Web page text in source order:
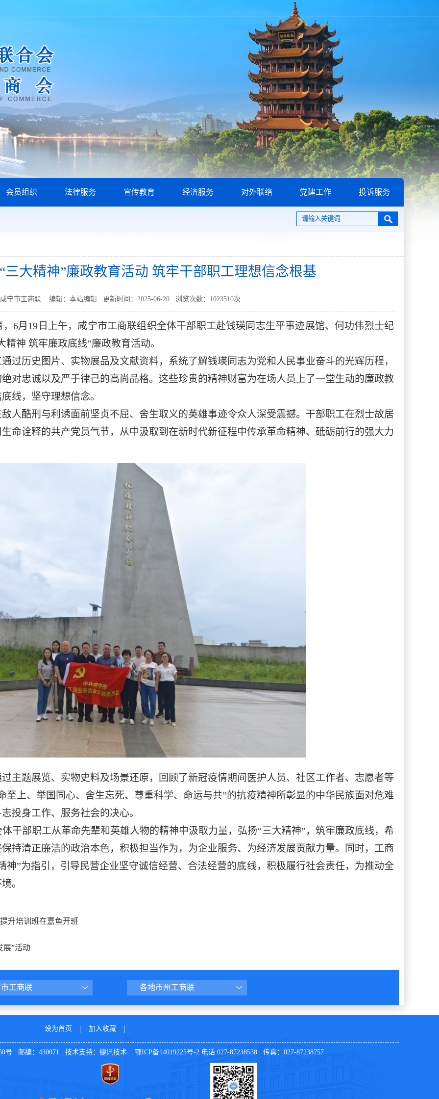
会员组织 法律服务 宣传教育 经济服务 对外联络 党建工作 投诉服务
三大精神”廉政教育活动 筑牢干部职工理想信念根基
宁市工商联 编辑：本站编辑 更新时间：2025-06-20 浏览次数： 1023510次
6月19日上午，咸宁市工商联组织全体干部职工赴钱瑛同志生平事迹展馆、何功伟烈士纪
神 筑牢廉政底线”廉政教育活动。
过历史图片、实物展品及文献资料，系统了解钱瑛同志为党和人民事业奋斗的光辉历程，
对忠诚以及严于律己的高尚品格。这些珍贵的精神财富为在场人员上了一堂生动的廉政教
线，坚守理想信念。
人酷刑与利诱面前坚贞不屈、舍生取义的英雄事迹令众人深受震撼。干部职工在烈士故居
命诠释的共产党员气节，从中汲取到在新时代新征程中传承革命精神、砥砺前行的强大力
题展览、实物史料及场景还原，回顾了新冠疫情期间医护人员、社区工作者、志愿者等
至上、举国同心、舍生忘死、尊重科学、命运与共”的抗疫精神所彰显的中华民族面对危难
投身工作、服务社会的决心。
干部职工从革命先辈和英雄人物的精神中汲取力量，弘扬“三大精神”，筑牢廉政底线，希
持清正廉洁的政治本色，积极担当作为，为企业服务、为经济发展贡献力量。同时，工商
神”为指引，引导民营企业坚守诚信经营、合法经营的底线，积极履行社会责任，为推动全
。
升培训班在嘉鱼开班
展”活动
工商联 各地市州工商联
设为首页 加入收藏
号 邮编：430071 技术支持： 捷讯技术 鄂ICP备14019225号-2 电话:027-87238538 传真：027-87238757